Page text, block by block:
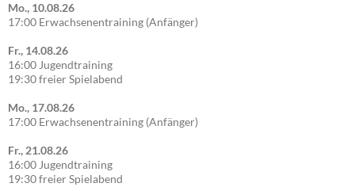
Mo., 10.08.26
17:00 Erwachsenentraining (Anfänger)
Fr., 14.08.26
16:00 Jugendtraining
19:30 freier Spielabend
Mo., 17.08.26
17:00 Erwachsenentraining (Anfänger)
Fr., 21.08.26
16:00 Jugendtraining
19:30 freier Spielabend